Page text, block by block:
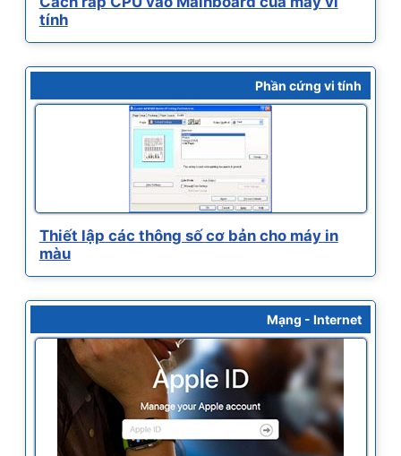
tính
Phần cứng vi tính
Thiết lập các thông số cơ bản cho máy in
màu
Mạng - Internet